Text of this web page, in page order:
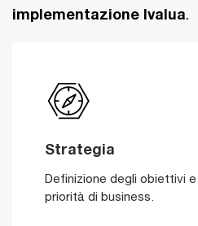
implementazione Ivalua.
Strategia
Definizione degli obiettivi
priorità di business.